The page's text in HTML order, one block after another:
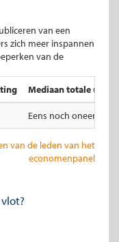
van een
zich meer inspannen
van de
Mediaan totale
Eens noch oneens
van de leden van het
economenpanel